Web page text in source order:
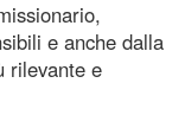
e anche dalla
rilevante e